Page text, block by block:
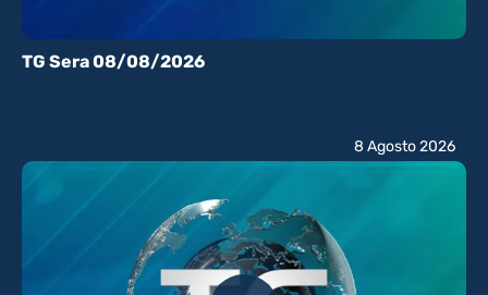
TG Sera 08/08/2026
8 Agosto 2026